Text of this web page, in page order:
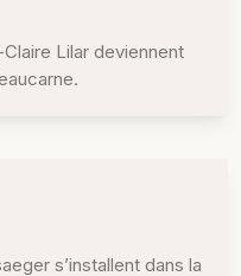
Lilar deviennent
s’installent dans la